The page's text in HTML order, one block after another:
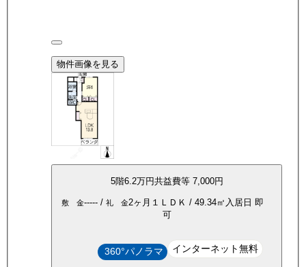
物件画像を見る
5階6.2万円共益費等 7,000円
敷 金-----/ 礼 金2ヶ月 １ＬＤＫ / 49.34㎡ 入居日 即
可
360°パノラマ インターネット無料